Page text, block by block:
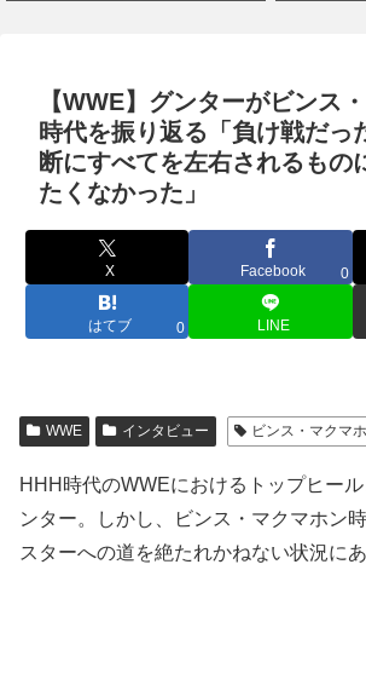
【WWE】グンターがビンス
時代を振り返る「負け戦だっ
断にすべてを左右されるもの
たくなかった」
X Facebook 0
はてブ 0 LINE
WWE インタビュー ビンス・マクマ
HHH時代のWWEにおけるトップヒー
ンター。しかし、ビンス・マクマホン
スターへの道を絶たれかねない状況にあ